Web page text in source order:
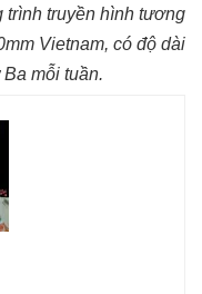
trình truyền hình tương
Vietnam, có độ dài
mỗi tuần.